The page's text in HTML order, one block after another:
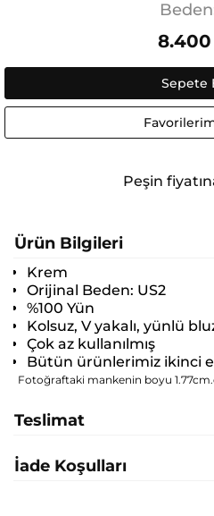
8.400
Sepete
Peşin
Ürün Bilgileri
Krem
Orijinal Beden: US2
%100 Yün
Kolsuz, V yakalı, yünlü
Çok az kullanılmış
Bütün ürünlerimiz ikinci
Fotoğraftaki mankenin boyu
Teslimat
İade Koşulları